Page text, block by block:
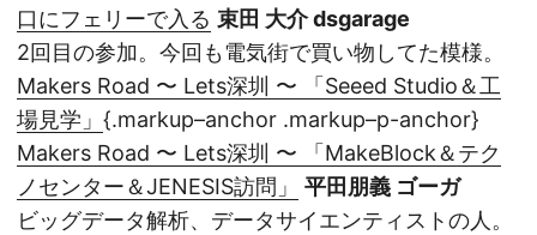
口にフェリーで入る 束田 大介 dsgarage
2回目の参加。今回も電気街で買い物してた模様。
Makers Road 〜 Lets深圳 〜 「Seeed Studio＆工
場見学」 {.markup–anchor .markup–p-anchor}
Makers Road 〜 Lets深圳 〜 「MakeBlock＆テク
ノセンター＆JENESIS訪問」
平田朋義 ゴーガ
ビッグデータ解析、データサイエンティストの人。